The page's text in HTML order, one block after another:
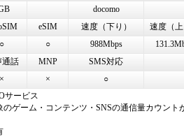
docomo
eSIM 速度（下り）
速度（
○ ○ 988Mbps
通話 MNP
SMS対応
× ×
○
サービス
ゲーム・コンテンツ・SNSの通信量カウント